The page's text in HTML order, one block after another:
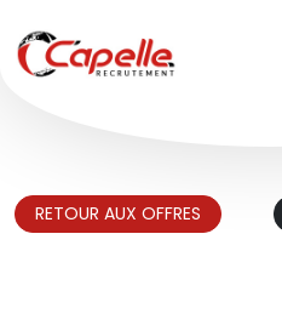
RETOUR AUX OFFRES